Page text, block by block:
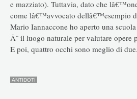
e mazziato). Tuttavia, dato che
come lâ€™avvocato dellâ€™esempio
Mario Iannaccone ho aperto una
Ã¨ il luogo naturale per valutare opere
E poi, quattro occhi sono meglio di due.
ANTIDOTI